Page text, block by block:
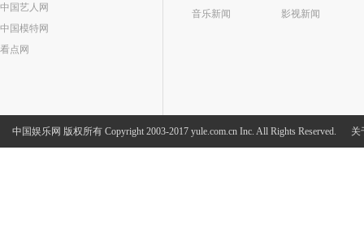
中国艺人网
中国模特网
看点网
音乐新闻
影视新闻
中国娱乐网 版权所有 Copyright 2003-2017 yule.com.cn Inc. All Rights Reserved. 关